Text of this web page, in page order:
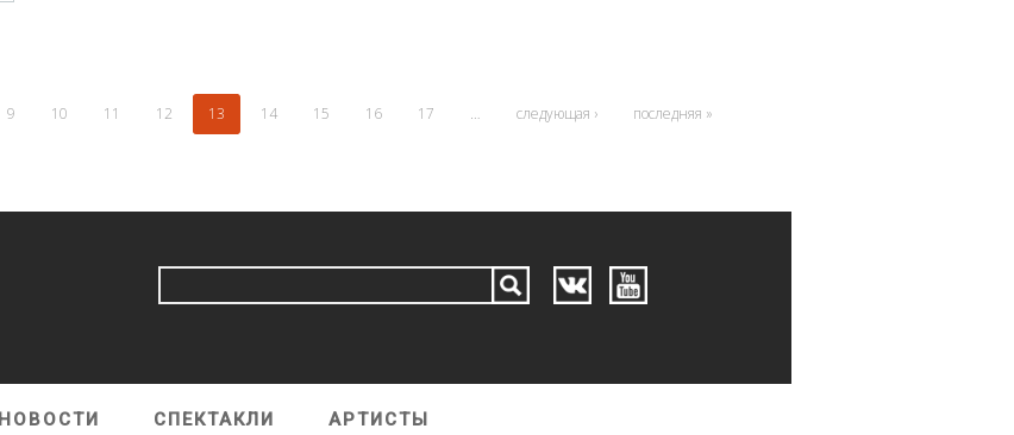
9 10 11 12 13 14 15 16 17 … следующая › последняя »
НОВОСТИ СПЕКТАКЛИ АРТИСТЫ